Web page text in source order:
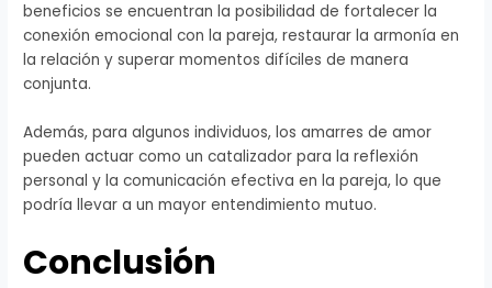
beneficios se encuentran la posibilidad de fortalecer la
conexión emocional con la pareja, restaurar la armonía en
la relación y superar momentos difíciles de manera
conjunta.
Además, para algunos individuos, los amarres de amor
pueden actuar como un catalizador para la reflexión
personal y la comunicación efectiva en la pareja, lo que
podría llevar a un mayor entendimiento mutuo.
Conclusión